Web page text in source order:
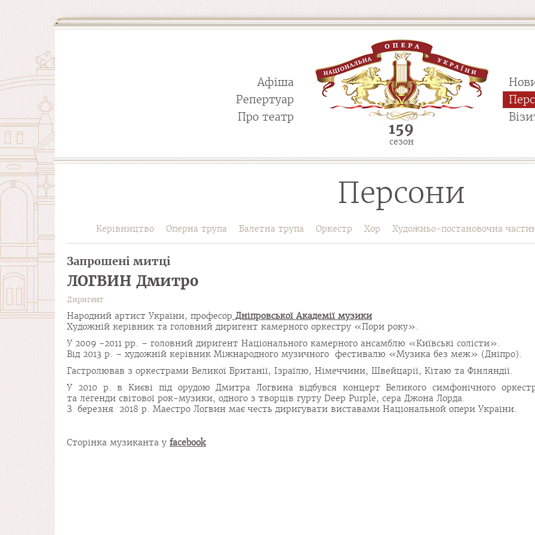
Афіша
Репертуар
Про театр
159
сезон
Персони
Керівництво Оперна трупа Балетна трупа Оркестр Хор Художньо-постановочна
Запрошені митці
ЛОГВИН Дмитро
Диригент
Народний артист України, професор Дніпровської Академії музики
Художній керівник та головний диригент камерного оркестру «Пори року».
У 2009 -2011 рр. – головний диригент Національного камерного ансамблю «Київські солісти».
Від 2013 р. – художній керівник Міжнародного музичного фестивалю «Музика без меж» (Дніпро).
Гастролював з оркестрами Великої Бри­танії, Ізраїлю, Німеччини, Швейцарії, Кітаю та Фінляндії.
У 2010 р. в Києві під орудою Дмитра Логвина відбувся концерт Великого симфонічного
та легенди світової рок-музики, одного з творців гурту Deep Purple, сера Джона Лорда.
З березня 2018 р. Маестро Логвин має честь диригувати виставами Національной опери України.
Сторінка музиканта у facebook